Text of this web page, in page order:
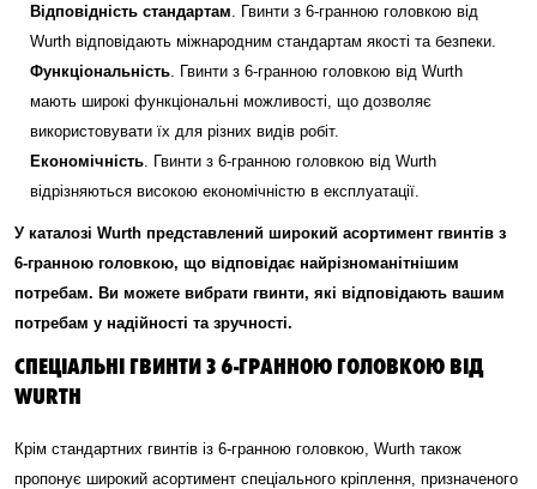
Відповідність стандартам . Гвинти з 6-гранною головкою від
Wurth відповідають міжнародним стандартам якості та безпеки.
Функціональність . Гвинти з 6-гранною головкою від Wurth
мають широкі функціональні можливості, що дозволяє
використовувати їх для різних видів робіт.
Економічність . Гвинти з 6-гранною головкою від Wurth
відрізняються високою економічністю в експлуатації.
У каталозі Wurth представлений широкий асортимент гвинтів з
6-гранною головкою, що відповідає найрізноманітнішим
потребам. Ви можете вибрати гвинти, які відповідають вашим
потребам у надійності та зручності.
СПЕЦІАЛЬНІ ГВИНТИ З 6-ГРАННОЮ ГОЛОВКОЮ ВІД
WURTH
Крім стандартних гвинтів із 6-гранною головкою, Wurth також
пропонує широкий асортимент спеціального кріплення, призначеного